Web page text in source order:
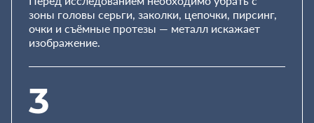
зоны головы серьги, заколки, цепочки, пирсинг,
очки и съёмные протезы — металл искажает
изображение.
3